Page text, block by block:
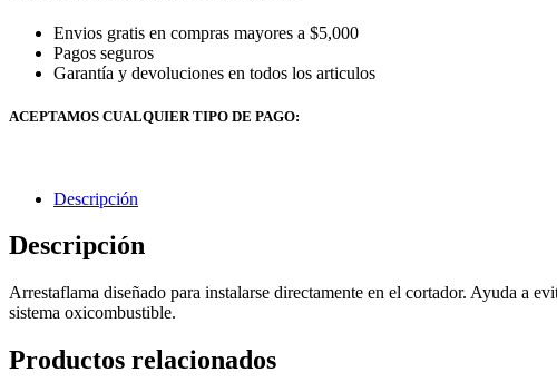
Envios gratis en compras mayores a $5,000
Pagos seguros
Garantía y devoluciones en todos los articulos
ACEPTAMOS CUALQUIER TIPO DE PAGO:
Descripción
Descripción
Arrestaflama diseñado para instalarse directamente en el cortador. Ayuda a
sistema oxicombustible.
Productos relacionados